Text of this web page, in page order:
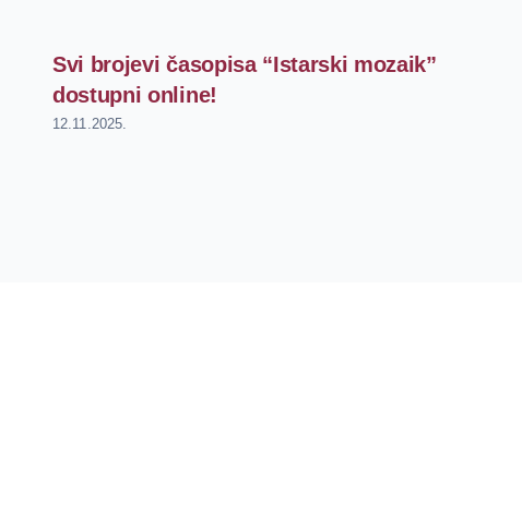
Svi brojevi časopisa “Istarski mozaik”
dostupni online!
12.11.2025.